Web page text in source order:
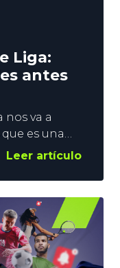
Liga:
antes
va a
es una
encuentros
nos
antes
de
Leer artículo